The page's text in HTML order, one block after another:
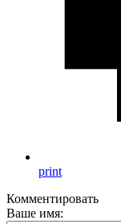
print
Комментировать
Ваше имя: